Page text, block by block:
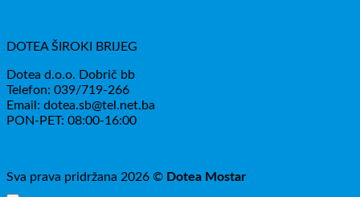
DOTEA ŠIROKI BRIJEG
Dotea d.o.o. Dobrič bb
Telefon: 039/719-266
Email: dotea.sb@tel.net.ba
PON-PET: 08:00-16:00
Sva prava pridržana 2026 © Dotea Mostar